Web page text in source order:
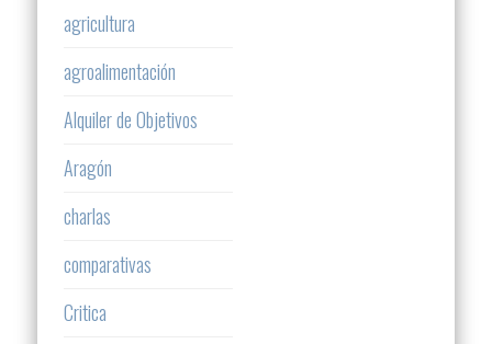
agricultura
agroalimentación
Alquiler de Objetivos
Aragón
charlas
comparativas
Critica